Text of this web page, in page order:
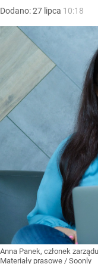
Dodano:27 lipca 10:18
Anna Panek, członek
Materiały prasowe / Soonly